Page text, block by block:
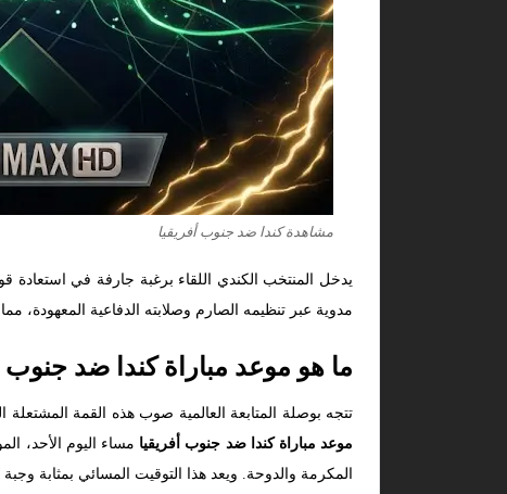
مشاهدة كندا ضد جنوب أفريقيا
يدخل المنتخب الكندي اللقاء برغبة جارفة في استعادة
مدوية عبر تنظيمه الصارم وصلابته الدفاعية المعهودة،
ما هو موعد مباراة كندا ضد جنوب
تتجه بوصلة المتابعة العالمية صوب هذه القمة المشتعلة
موعد مباراة كندا ضد جنوب أفريقيا
المكرمة والدوحة. ويعد هذا التوقيت المسائي بمثابة